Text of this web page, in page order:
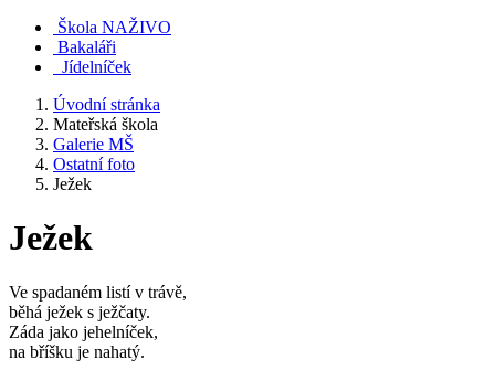
Škola NAŽIVO
Bakaláři
Jídelníček
Úvodní stránka
Mateřská škola
Galerie MŠ
Ostatní foto
Ježek
Ježek
Ve spadaném listí v trávě,
běhá ježek s ježčaty.
Záda jako jehelníček,
na bříšku je nahatý.